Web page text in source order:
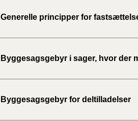
Generelle principper for
Byggesagsgebyr i sager, hvor der
Byggesagsgebyr for deltilladelser